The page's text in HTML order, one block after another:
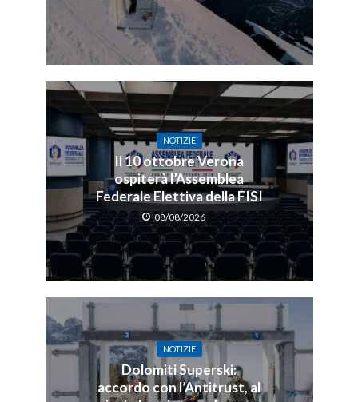
NOTIZIE
Il 10 ottobre Verona
ospiterà l’Assemblea
Federale Elettiva della FISI
08/08/2026
NOTIZIE
Dolomiti Superski:
accordo con l’Antitrust, al